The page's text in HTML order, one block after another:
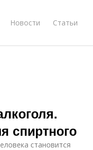
Новости Статьи
спиртного
становится